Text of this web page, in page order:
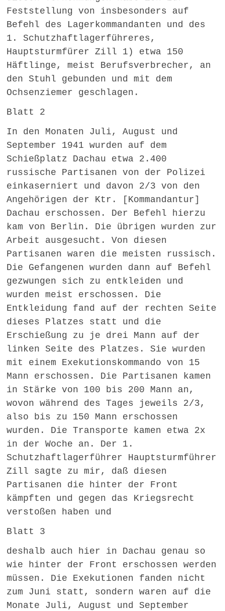
Feststellung von insbesonders auf
Befehl des Lagerkommandanten und des
1. Schutzhaftlagerführeres,
Hauptsturmfürer Zill 1) etwa 150
Häftlinge, meist Berufsverbrecher, an
den Stuhl gebunden und mit dem
Ochsenziemer geschlagen.
Blatt 2
In den Monaten Juli, August und
September 1941 wurden auf dem
Schießplatz Dachau etwa 2.400
russische Partisanen von der Polizei
einkaserniert und davon 2/3 von den
Angehörigen der Ktr. [Kommandantur]
Dachau erschossen. Der Befehl hierzu
kam von Berlin. Die übrigen wurden zur
Arbeit ausgesucht. Von diesen
Partisanen waren die meisten russisch.
Die Gefangenen wurden dann auf Befehl
gezwungen sich zu entkleiden und
wurden meist erschossen. Die
Entkleidung fand auf der rechten Seite
dieses Platzes statt und die
Erschießung zu je drei Mann auf der
linken Seite des Platzes. Sie wurden
mit einem Exekutionskommando von 15
Mann erschossen. Die Partisanen kamen
in Stärke von 100 bis 200 Mann an,
wovon während des Tages jeweils 2/3,
also bis zu 150 Mann erschossen
wurden. Die Transporte kamen etwa 2x
in der Woche an. Der 1.
Schutzhaftlagerführer Hauptsturmführer
Zill sagte zu mir, daß diesen
Partisanen die hinter der Front
kämpften und gegen das Kriegsrecht
verstoßen haben und
Blatt 3
deshalb auch hier in Dachau genau so
wie hinter der Front erschossen werden
müssen. Die Exekutionen fanden nicht
zum Juni statt, sondern waren auf die
Monate Juli, August und September